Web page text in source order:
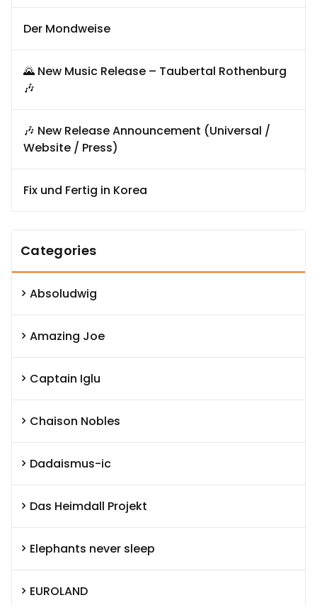
Der Mondweise
🌄 New Music Release – Taubertal Rothenburg
🎶
🎶 New Release Announcement (Universal /
Website / Press)
Fix und Fertig in Korea
Categories
Absoludwig
Amazing Joe
Captain Iglu
Chaison Nobles
Dadaismus-ic
Das Heimdall Projekt
Elephants never sleep
EUROLAND